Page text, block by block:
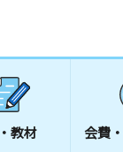
教材 会費・